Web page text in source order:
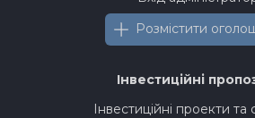
Розмістити
Інвестиційні
Інвестиційні проекти та